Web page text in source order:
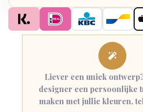

Liever een uniek
designer een persoonlijke
maken met jullie kleuren,